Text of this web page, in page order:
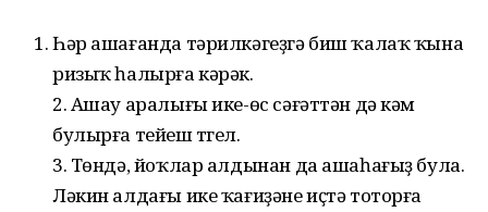
Һәр ашағанда тәрилкәгеҙгә биш ҡалаҡ ҡына
ризыҡ һалырға кәрәк.
2. Ашау аралығы ике-өс сәғәттән дә кәм
булырға тейеш түгел.
3. Төндә, йоҡлар алдынан да ашаһағыҙ була.
Ләкин алдағы ике ҡағиҙәне иҫтә тоторға